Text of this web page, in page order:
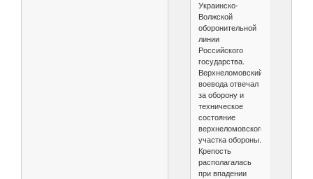
Украинско-
Волжской
оборонительной
линии
Российского
государства.
Верхнеломовский
воевода отвечал
за оборону и
техническое
состояние
верхнеломовского
участка обороны.
Крепость
располагалась
при впадении